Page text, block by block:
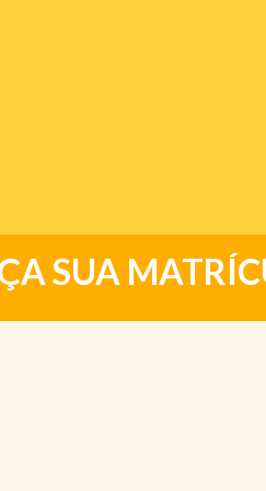
SUA